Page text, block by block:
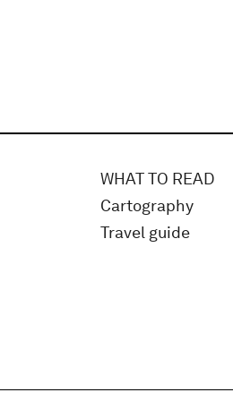
WHAT TO READ
Cartography
Travel guide